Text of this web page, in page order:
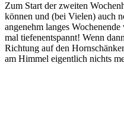
Zum Start der zweiten
können und (bei Vielen) auch
angenehm langes
mal tiefenentspannt! Wenn
Richtung auf den
am Himmel eigentlich nichts